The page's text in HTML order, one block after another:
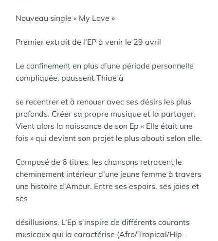
Nouveau single « My Love »
Premier extrait de l’EP à venir le 29 avril
Le confinement en plus d’une période personnelle
compliquée, poussent Thiaé à
se recentrer et à renouer avec ses désirs les plus
profonds. Créer sa propre musique et la partager.
Vient alors la naissance de son Ep « Elle était une
fois » qui devient son projet le plus abouti selon elle.
Composé de 6 titres, les chansons retracent le
cheminement intérieur d’une jeune femme à travers
une histoire d’Amour. Entre ses espoirs, ses joies et
ses
désillusions. L’Ep s’inspire de différents courants
musicaux qui la caractérise (Afro/Tropical/Hip-